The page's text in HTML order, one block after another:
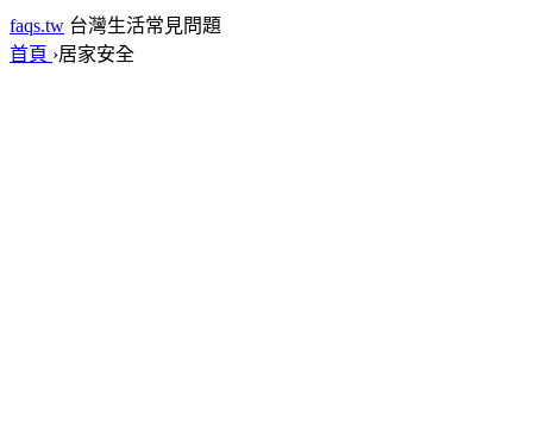
faqs.tw 台灣生活常見問題
首頁 ›居家安全